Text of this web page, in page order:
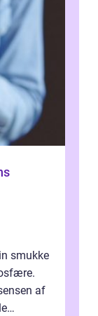
smukke
af